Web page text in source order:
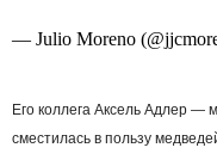
— Julio Moreno
Его коллега Аксель Адлер —
сместилась в пользу